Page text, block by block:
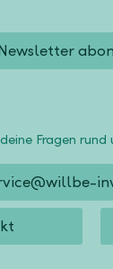
Fragen